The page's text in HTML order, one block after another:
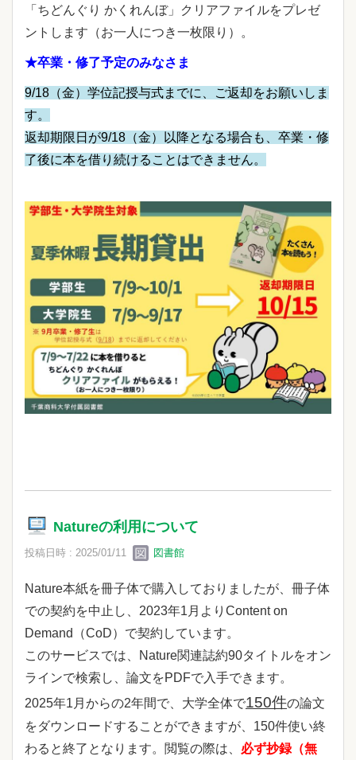
「ちどんぐり かくれんぼ」クリアファイルをプレゼ
ントします（お一人につき一枚限り）。
★卒業・修了予定のみなさま
9/18（金）学位記授与式までに、ご返却をお願いしま
す。
返却期限日が9/18（金）以降となる場合も、卒業・修
了後に本を借り続けることはできません。
Natureの利用について
投稿日時 : 2025/01/11 図書館
Nature本紙を冊子体で購入しておりましたが、冊子体
での契約を中止し、2023年1月よりContent on
Demand（CoD）で契約しています。
このサービスでは、Nature関連誌約90タイトルをオン
ラインで検索し、論文をPDFで入手できます。
2025年1月からの2年間で、大学全体で150件の論文
をダウンロードすることができますが、150件使い終
わると終了となります。閲覧の際は、 必ず抄録（無